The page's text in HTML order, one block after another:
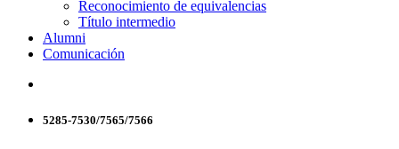
Reconocimiento de equivalencias
Título intermedio
Alumni
Comunicación
5285-7530/7565/7566